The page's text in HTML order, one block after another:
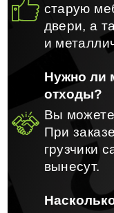
старую
двери, а
и
Нужно ли
отходы?
Вы можете
При
грузчики
вынесут.